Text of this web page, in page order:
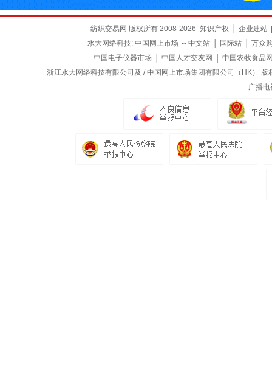
纺织交易网 版权所有 2008-2026 知识产权 企业建站
水大网络科技: 中国网上市场 -- 中文站 国际站
万众
中国电子仪器市场
中国人才交友网
中国农牧食品
浙江水大网络科技有限公司及 / 中国网上市场集团有限公司（HK）
广播